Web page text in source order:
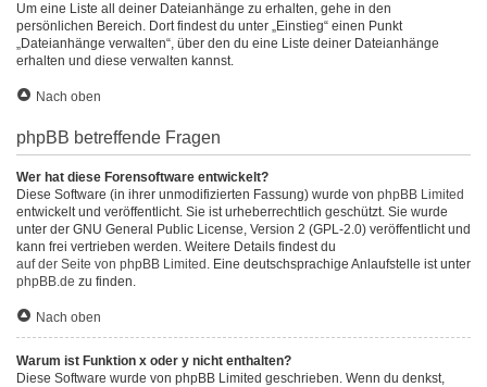
Um eine Liste all deiner Dateianhänge zu erhalten, gehe in den
persönlichen Bereich. Dort findest du unter „Einstieg“ einen Punkt
„Dateianhänge verwalten“, über den du eine Liste deiner Dateianhänge
erhalten und diese verwalten kannst.
Nach oben
phpBB betreffende Fragen
Wer hat diese Forensoftware entwickelt?
Diese Software (in ihrer unmodifizierten Fassung) wurde von phpBB Limited
entwickelt und veröffentlicht. Sie ist urheberrechtlich geschützt. Sie wurde
unter der GNU General Public License, Version 2 (GPL-2.0) veröffentlicht und
kann frei vertrieben werden. Weitere Details findest du
auf der Seite von phpBB Limited . Eine deutschsprachige Anlaufstelle ist unter
phpBB.de zu finden.
Nach oben
Warum ist Funktion x oder y nicht enthalten?
Diese Software wurde von phpBB Limited geschrieben. Wenn du denkst,